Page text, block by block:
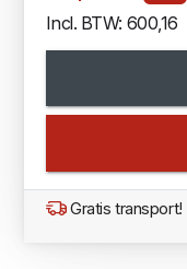
Incl. BTW: 600,16
Gratis transport!